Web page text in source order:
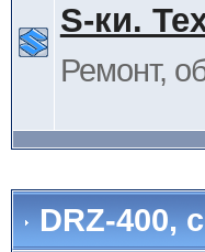
S-ки.
Ремонт,
DRZ-400,